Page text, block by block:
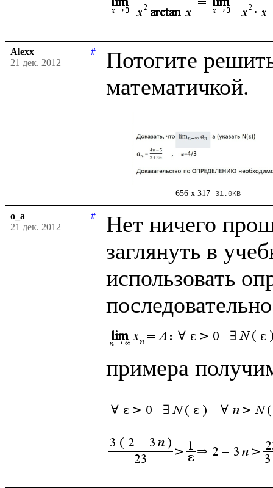
Alexx
#
21 дек. 2012
Потогите
656 x 317 31.0KB
o_a
#
21 дек. 2012
Нет ничего
заглянуть в
использовать
примера